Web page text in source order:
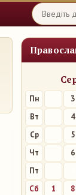
Пн 3
Вт
4
Ср
5
Чт
6
Пт
Сб
1 8